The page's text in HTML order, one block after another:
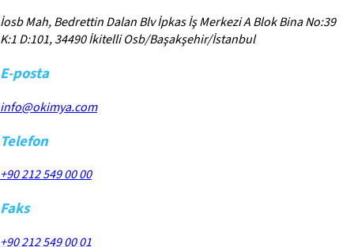
İosb Mah, Bedrettin Dalan Blv İpkas İş Merkezi A Blok Bina No:39
K:1 D:101, 34490 İkitelli Osb/Başakşehir/İstanbul
E-posta
info@okimya.com
Telefon
+90 212 549 00 00
Faks
+90 212 549 00 01